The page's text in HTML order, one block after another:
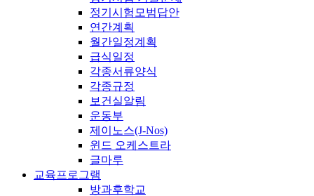
정기시험모범답안
연간계획
월간일정계획
급식일정
각종서류양식
각종규정
보건실알림
운동부
제이노스(J-Nos)
윈드 오케스트라
글마루
교육프로그램
방과후학교